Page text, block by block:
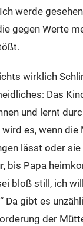
werde
gegen Werte
wirklich
Das
und lernt
es, wenn die
lässt oder
bis Papa
bloß still, ich
Da gibt es
der